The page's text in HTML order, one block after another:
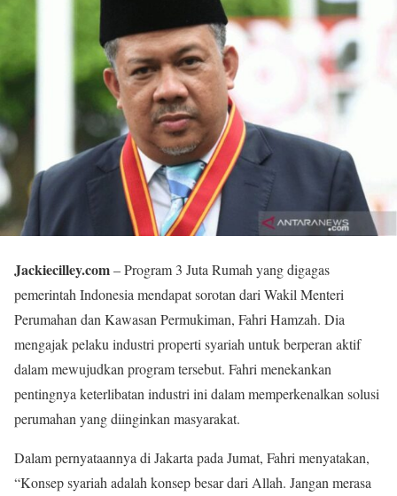
Jackiecilley.com– Program 3 Juta Rumah yang digagas
pemerintah Indonesia mendapat sorotan dari Wakil Menteri
Perumahan dan Kawasan Permukiman, Fahri Hamzah. Dia
mengajak pelaku industri properti syariah untuk berperan aktif
dalam mewujudkan program tersebut. Fahri menekankan
pentingnya keterlibatan industri ini dalam memperkenalkan solusi
perumahan yang diinginkan masyarakat.
Dalam pernyataannya di Jakarta pada Jumat, Fahri menyatakan,
“Konsep syariah adalah konsep besar dari Allah. Jangan merasa